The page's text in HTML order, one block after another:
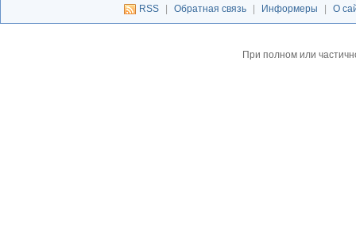
RSS
Обратная связь Информеры О
При полном или